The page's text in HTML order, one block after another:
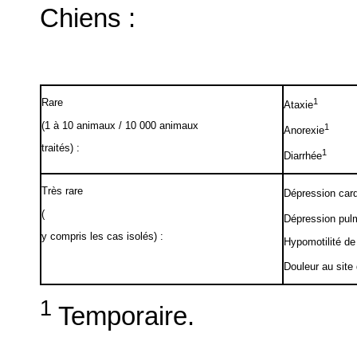
Chiens :
Rare
(1 à 10 animaux / 10 000 animaux
traités) :
Ataxie1
Anorexie1
Diarrhée1
Très rare
(
y compris les cas isolés) :
Dépression
Dépression
Hypomotilité
Douleur au site
1 Temporaire.